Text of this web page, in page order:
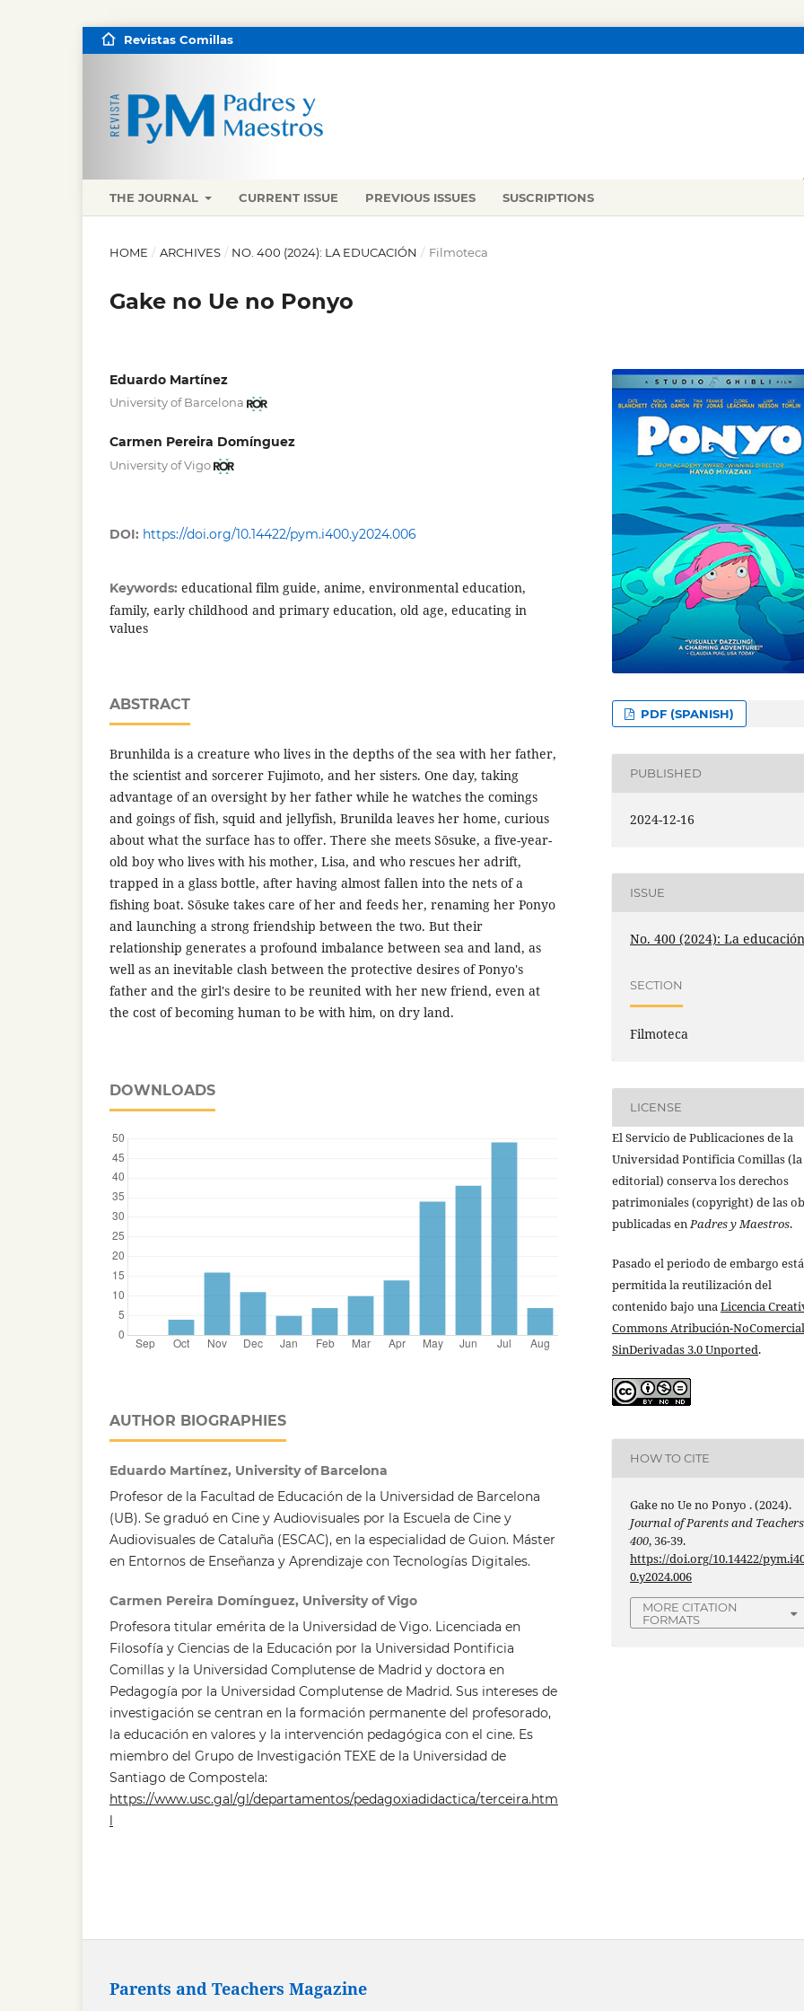
THE JOURNAL CURRENT ISSUE PREVIOUS ISSUES SUSCRIPTIONS
Revistas Comillas
HOME / ARCHIVES / NO. 400 (2024): LA EDUCACIÓN / Filmoteca
Gake no Ue no Ponyo
Eduardo Martínez
University of Barcelona
Carmen Pereira Domínguez
University of Vigo
DOI: https://doi.org/10.14422/pym.i400.y2024.006
Keywords: educational film guide, anime, environmental education,
family, early childhood and primary education, old age, educating in
values
ABSTRACT
Brunhilda is a creature who lives in the depths of the sea with her father,
the scientist and sorcerer Fujimoto, and her sisters. One day, taking
advantage of an oversight by her father while he watches the comings
and goings of fish, squid and jellyfish, Brunilda leaves her home, curious
about what the surface has to offer. There she meets Sōsuke, a five-year-
old boy who lives with his mother, Lisa, and who rescues her adrift,
trapped in a glass bottle, after having almost fallen into the nets of a
fishing boat. Sōsuke takes care of her and feeds her, renaming her Ponyo
and launching a strong friendship between the two. But their
relationship generates a profound imbalance between sea and land, as
well as an inevitable clash between the protective desires of Ponyo's
father and the girl's desire to be reunited with her new friend, even at
the cost of becoming human to be with him, on dry land.
DOWNLOADS
AUTHOR BIOGRAPHIES
Eduardo Martínez, University of Barcelona
Profesor de la Facultad de Educación de la Universidad de Barcelona
(UB). Se graduó en Cine y Audiovisuales por la Escuela de Cine y
Audiovisuales de Cataluña (ESCAC), en la especialidad de Guion. Máster
en Entornos de Enseñanza y Aprendizaje con Tecnologías Digitales.
Carmen Pereira Domínguez, University of Vigo
Profesora titular emérita de la Universidad de Vigo. Licenciada en
Filosofía y Ciencias de la Educación por la Universidad Pontificia
Comillas y la Universidad Complutense de Madrid y doctora en
Pedagogía por la Universidad Complutense de Madrid. Sus intereses de
investigación se centran en la formación permanente del profesorado,
la educación en valores y la intervención pedagógica con el cine. Es
miembro del Grupo de Investigación TEXE de la Universidad de
Santiago de Compostela:
https://www.usc.gal/gl/departamentos/pedagoxiadidactica/terceira.htm
l
PDF (SPANISH)
PUBLISHED
2024-12-16
ISSUE
No. 400 (2024): La educación
SECTION
Filmoteca
LICENSE
El Servicio de Publicaciones de la
Universidad Pontificia Comillas (la
editorial) conserva los derechos
patrimoniales (copyright) de las
publicadas enPadres y Maestros.
Pasado el periodo de embargo está
permitida la reutilización del
contenido bajo unaLicencia
Commons Atribución-
SinDerivadas 3.0 Unported.
HOW TO CITE
Gake no Ue no Ponyo . (2024).
Journal of Parents and Teachers
400, 36-39.
https://doi.org/10.14422/
0.y2024.006
MORE CITATION
FORMATS
Parents and Teachers Magazine